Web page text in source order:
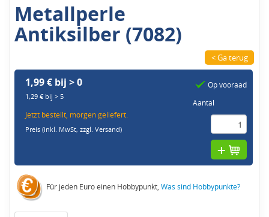
Metallperle
Antiksilber (7082)
< Ga terug
1,99 € bij > 0
1,29 € bij > 5
Jetzt bestellt, morgen geliefert.
Preis (inkl. MwSt,zzgl. Versand)
Op vooraad
Aantal
Für jeden Euro einen Hobbypunkt,Was sind Hobbypunkte?